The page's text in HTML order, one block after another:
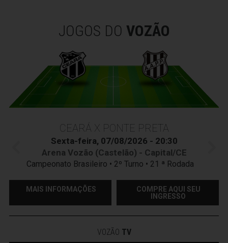
JOGOS DO VOZÃO
CEARÁ X PONTE PRETA
Sexta-feira, 07/08/2026 - 20:30
Arena Vozão (Castelão) - Capital/CE
Campeonato Brasileiro • 2º Turno • 21 ª Rodada
MAIS INFORMAÇÕES
COMPRE AQUI SEU
INGRESSO
VOZÃO TV